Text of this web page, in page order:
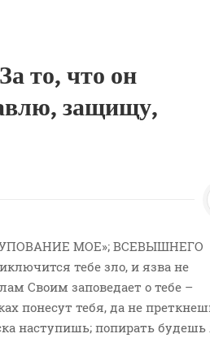
то, что он
защищу,
УПОВАНИЕ МОЕ»; ВСЕВЫШНЕГО
тебе зло, и язва не
Своим заповедает о тебе –
понесут тебя, да не
наступишь; попирать будешь